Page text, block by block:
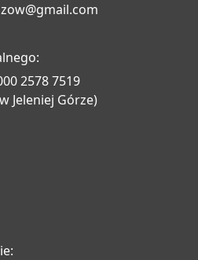
2578 7519
Jeleniej Górze)